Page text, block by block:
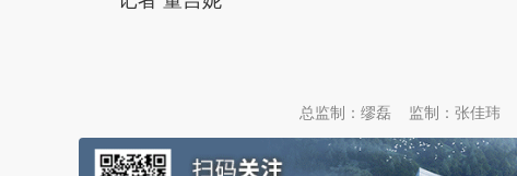
监制：张佳玮
总监制：缪磊